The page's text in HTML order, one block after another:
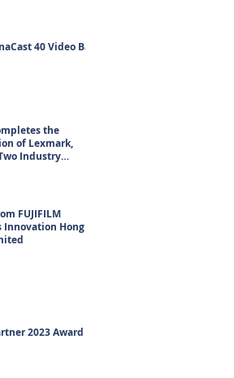
40 Video Bar
the
of Lexmark,
Industry
FUJIFILM
Innovation Hong
2023 Award